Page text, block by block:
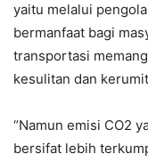
yaitu melalui
bermanfaat bagi
transportasi
kesulitan dan
“Namun emisi CO2
bersifat lebih